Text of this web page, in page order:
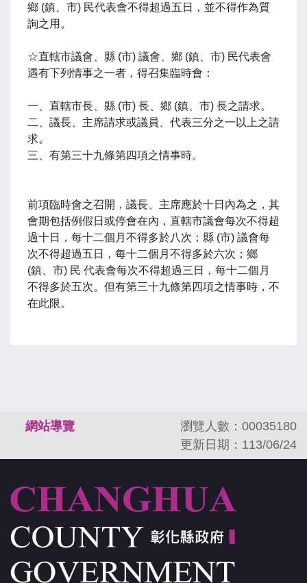
鄉 (鎮、市) 民代表會不得超過五日，並不得作為質
詢之用。
☆直轄市議會、縣 (市) 議會、鄉 (鎮、市) 民代表會
遇有下列情事之一者，得召集臨時會：
一、直轄市長、縣 (市) 長、鄉 (鎮、市) 長之請求。
二、議長、主席請求或議員、代表三分之一以上之請
求。
三、有第三十九條第四項之情事時。
前項臨時會之召開，議長、主席應於十日內為之，其
會期包括例假日或停會在內，直轄市議會每次不得超
過十日，每十二個月不得多於八次；縣 (市) 議會每
次不得超過五日，每十二個月不得多於六次；鄉
(鎮、市) 民 代表會每次不得超過三日，每十二個月
不得多於五次。但有第三十九條第四項之情事時，不
在此限。
網站導覽
瀏覽人數：00035180
更新日期：113/06/24